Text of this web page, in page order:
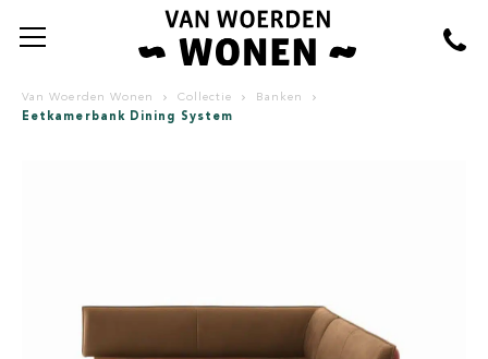
Van Woerden Wonen Collectie Banken
Eetkamerbank Dining System